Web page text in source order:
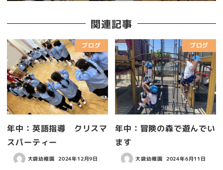
関連記事
ブログ
年中：英語指導 クリスマ
スパーティー
大袋幼稚園 2024年12月9日
ブログ
年中：冒険の森で遊んでい
ます
大袋幼稚園 2024年6月11日